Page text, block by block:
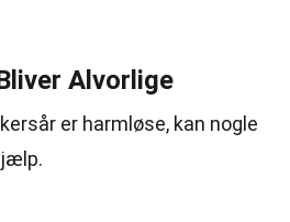
Alvorlige
er harmløse, kan nogle